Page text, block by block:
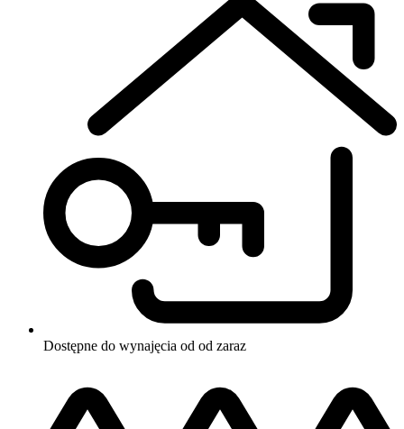
Dostępne do wynajęcia od od zaraz